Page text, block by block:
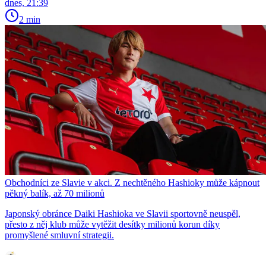
dnes, 21:39
2 min
Obchodníci ze Slavie v akci. Z nechtěného Hashioky může kápnout
pěkný balík, až 70 milionů
Japonský obránce Daiki Hashioka ve Slavii sportovně neuspěl,
přesto z něj klub může vytěžit desítky milionů korun díky
promyšlené smluvní strategii.